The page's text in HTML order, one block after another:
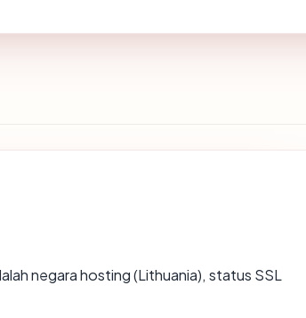
negara hosting (Lithuania), status SSL